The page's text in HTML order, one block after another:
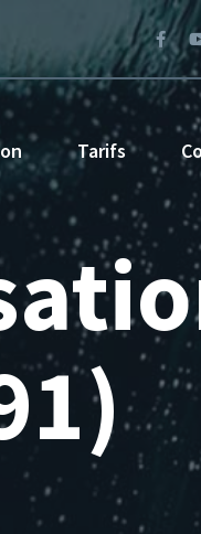
Tarifs